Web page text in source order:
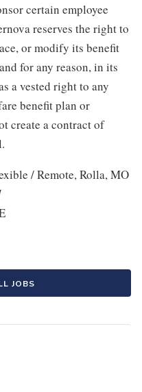
certain employee
reserves the right to
or modify its benefit
for any reason, in its
a vested right to any
benefit plan or
create a contract of
/ Remote, Rolla, MO
JOBS